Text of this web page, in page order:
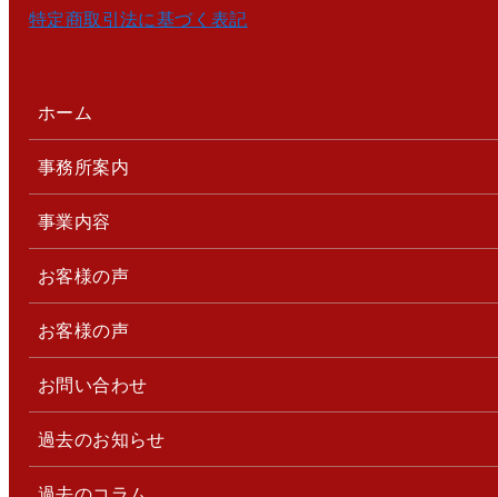
特定商取引法に基づく表記
ホーム
事務所案内
事業内容
お客様の声
お客様の声
お問い合わせ
過去のお知らせ